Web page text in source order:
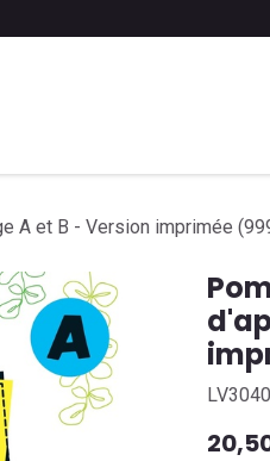
A et B - Version imprimée